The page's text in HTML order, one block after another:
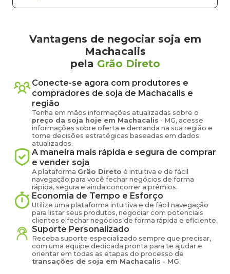
Vantagens de negociar soja em
Machacalis
pela Grão Direto
Conecte-se agora com produtores e
compradores de soja de Machacalis e
região
Tenha em mãos informações atualizadas sobre o
preço da soja hoje em Machacalis - MG, acesse
informações sobre oferta e demanda na sua região e
tome decisões estratégicas baseadas em dados
atualizados.
A maneira mais rápida e segura de comprar
e vender soja
A plataforma Grão Direto é intuitiva e de fácil
navegação para você fechar negócios de forma
rápida, segura e ainda concorrer a prêmios.
Economia de Tempo e Esforço
Utilize uma plataforma intuitiva e de fácil navegação
para listar seus produtos, negociar com potenciais
clientes e fechar negócios de forma rápida e eficiente.
Suporte Personalizado
Receba suporte especializado sempre que precisar,
com uma equipe dedicada pronta para te ajudar e
orientar em todas as etapas do processo de
transações de soja em Machacalis - MG.